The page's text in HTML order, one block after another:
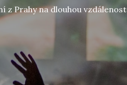
z Prahy na dlouhou vzdálenost